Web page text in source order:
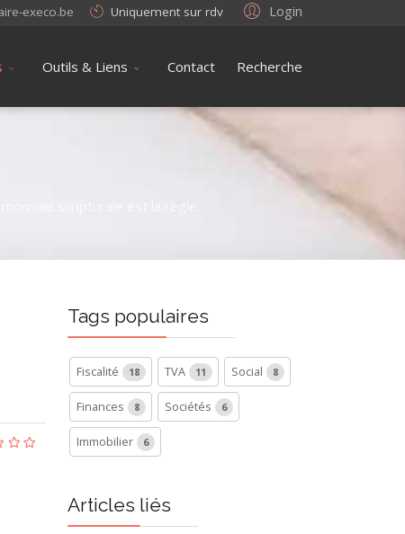
Login
execo.be Uniquement sur rdv
Outils & Liens Contact Recherche
scripturale est la règle.
Tags populaires
Fiscalité 18 TVA 11 Social 8
Finances 8 Sociétés 6
Immobilier 6
Articles liés